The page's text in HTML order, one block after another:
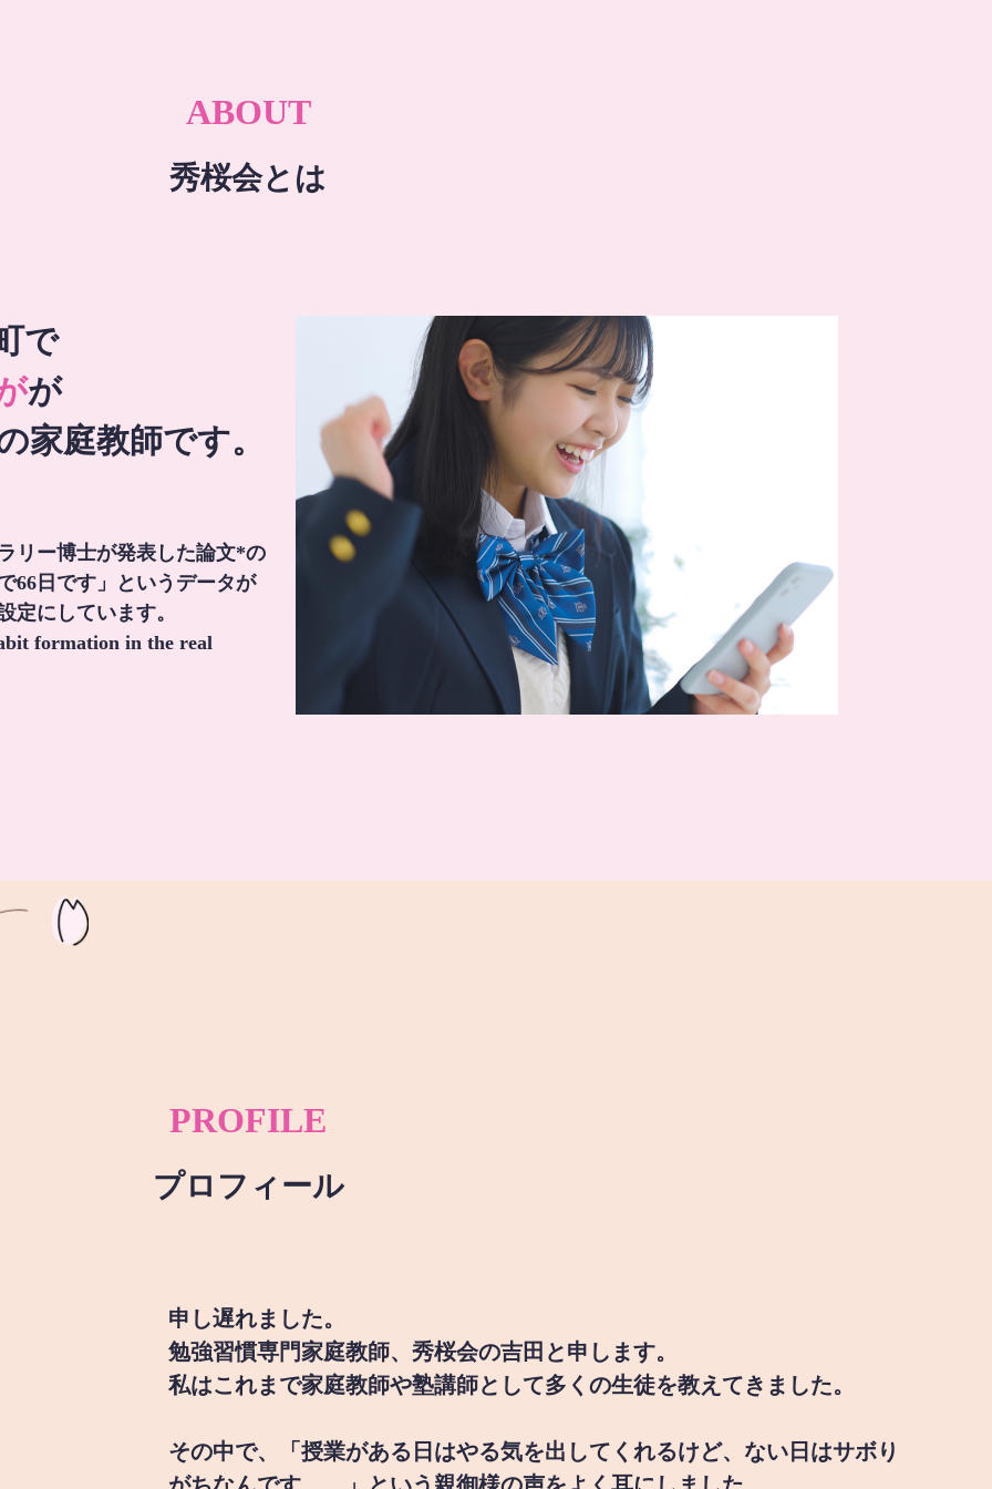
ABOUT
秀桜会とは
で
が
家庭教師です。
リー博士が発表した論文*の
66日です」というデータが
定にしています。
formation in the real
PROFILE
プロフィール
申し遅れました。
勉強習慣専門家庭教師、秀桜会の吉田と申します。
私はこれまで家庭教師や塾講師として多くの生徒を教えてきました。
その中で、「授業がある日はやる気を出してくれるけど、ない日はサボり